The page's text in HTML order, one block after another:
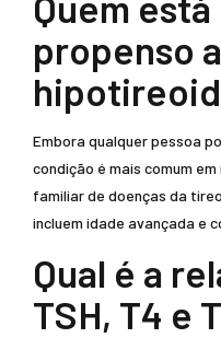
propenso
Embora qualquer pessoa
condição é mais comum
familiar de doenças da
incluem idade avançada e
Qual é a
TSH, T4 e